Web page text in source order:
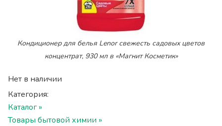
Кондиционер для белья Lenor свежесть садовых цветов
концентрат, 930 мл в «Магнит Косметик»
Нет в наличии
Категория:
Каталог »
Товары бытовой химии »